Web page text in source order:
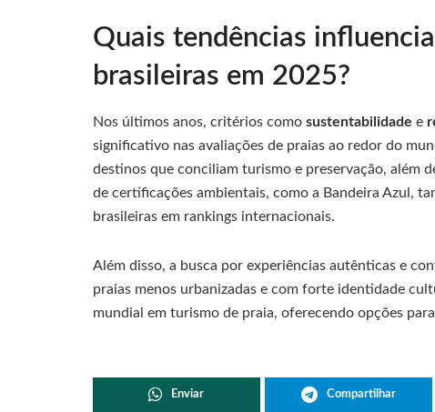
Quais tendências
brasileiras em 2025?
Nos últimos anos, critérios como sustentabilidade e
significativo nas avaliações de praias ao redor do
destinos que conciliam turismo e preservação, além
de certificações ambientais, como a Bandeira Azul,
brasileiras em rankings internacionais.
Além disso, a busca por experiências autênticas e
praias menos urbanizadas e com forte identidade
mundial em turismo de praia, oferecendo opções
Enviar Compartilhar